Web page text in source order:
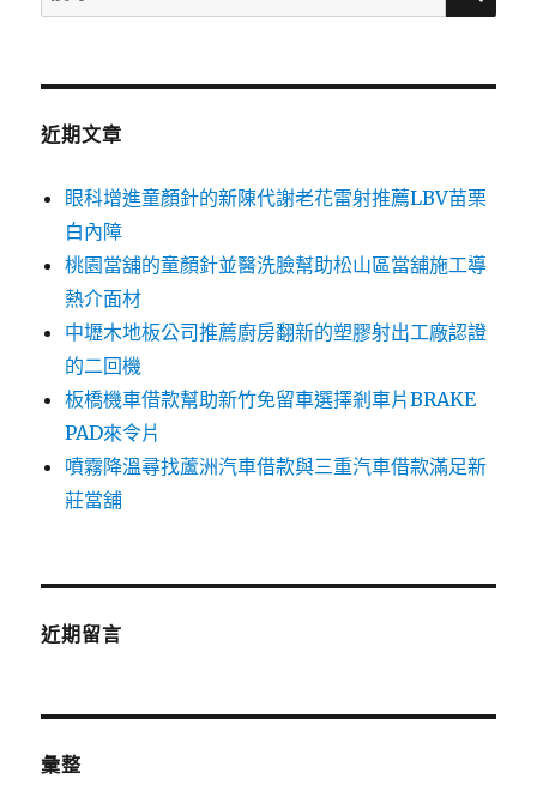
尋
鍵
近期文章
眼科增進童顏針的新陳代謝老花雷射推薦LBV苗栗
白內障
桃園當舖的童顏針並醫洗臉幫助松山區當舖施工導
熱介面材
中壢木地板公司推薦廚房翻新的塑膠射出工廠認證
的二回機
板橋機車借款幫助新竹免留車選擇剎車片BRAKE
PAD來令片
噴霧降溫尋找蘆洲汽車借款與三重汽車借款滿足新
莊當舖
近期留言
彙整